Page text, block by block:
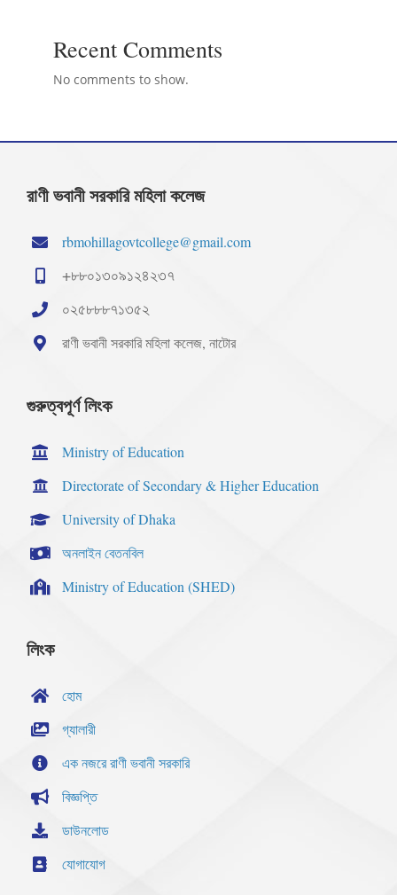
Recent Comments
No comments to show.
রাণী ভবানী সরকারি মহিলা কলেজ
rbmohillagovtcollege@gmail.com
+৮৮০১৩০৯১২৪২৩৭
০২৫৮৮৮৭১৩৫২
রাণী ভবানী সরকারি মহিলা কলেজ, নাটোর
গুরুত্বপূর্ণ লিংক
Ministry of Education
Directorate of Secondary & Higher Education
University of Dhaka
অনলাইন বেতনবিল
Ministry of Education (SHED)
লিংক
হোম
গ্যালারী
এক নজরে রাণী ভবানী সরকারি
বিজ্ঞপ্তি
ডাউনলোড
যোগাযোগ